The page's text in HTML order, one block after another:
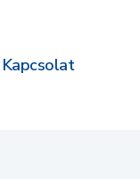
Kapcsolat